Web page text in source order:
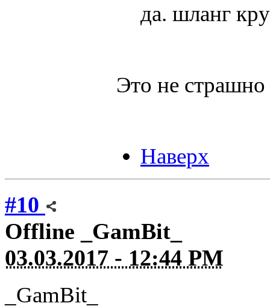
да. шланг
Это не страшно
Наверх
#10
Offline
_GamBit_
03.03.2017 - 12:44 PM
_GamBit_